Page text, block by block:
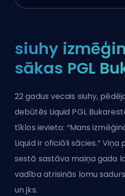
siuhy
sākas PGL
22 gadus vecais siuhy,
debūtēs Liquid PGL
tīklos ievieto: “Mans
Liquid ir oficiāli sācies.” Viņa
sestā sastāva maiņa gada
vadība atrisinās lomu
un jks.